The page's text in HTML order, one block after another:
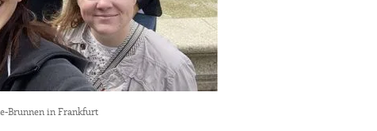
Brunnen in Frankfurt